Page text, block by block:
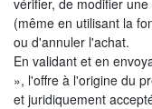
vérifier, de modifier
(même en utilisant la
ou d'annuler l'achat.
En validant et en
», l'offre à l'origine du
et juridiquement